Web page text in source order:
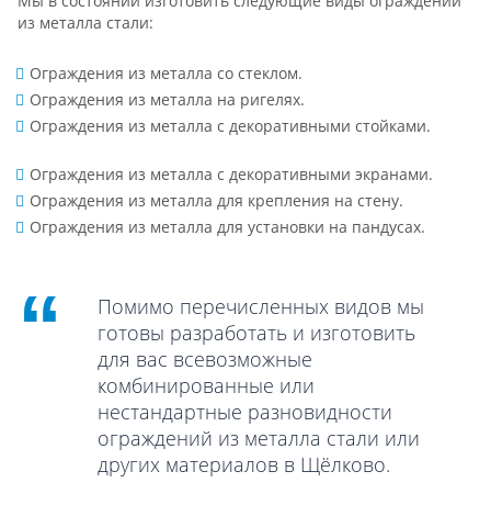
из металла стали:
Ограждения из металла со стеклом.
Ограждения из металла на ригелях.
Ограждения из металла с декоративными стойками.
Ограждения из металла с декоративными экранами.
Ограждения из металла для крепления на стену.
Ограждения из металла для установки на пандусах.
Помимо перечисленных видов мы
готовы разработать и изготовить
для вас всевозможные
комбинированные или
нестандартные разновидности
ограждений из металла стали или
других материалов в Щёлково.